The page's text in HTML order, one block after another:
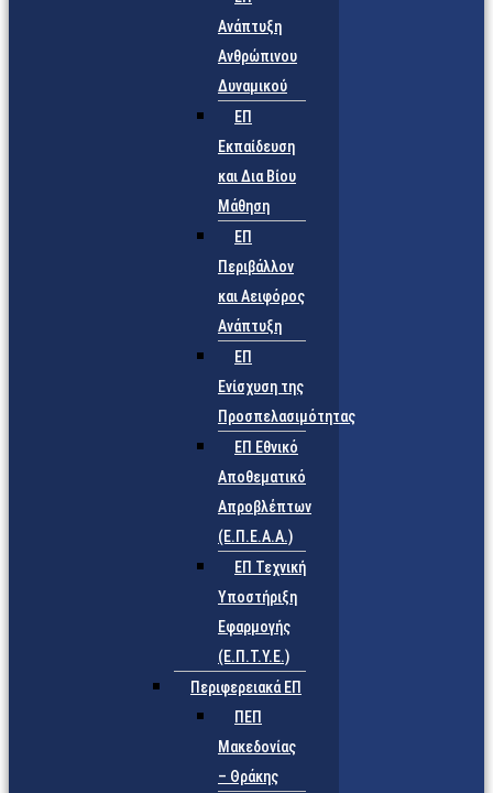
Ανάπτυξη
Ανθρώπινου
Δυναμικού
ΕΠ
Εκπαίδευση
και Δια Βίου
Μάθηση
ΕΠ
Περιβάλλον
και Αειφόρος
Ανάπτυξη
ΕΠ
Ενίσχυση της
Προσπελασιμότητας
ΕΠ Εθνικό
Αποθεματικό
Απροβλέπτων
(Ε.Π.Ε.Α.Α.)
ΕΠ Τεχνική
Υποστήριξη
Εφαρμογής
(Ε.Π.Τ.Υ.Ε.)
Περιφερειακά ΕΠ
ΠΕΠ
Μακεδονίας
– Θράκης